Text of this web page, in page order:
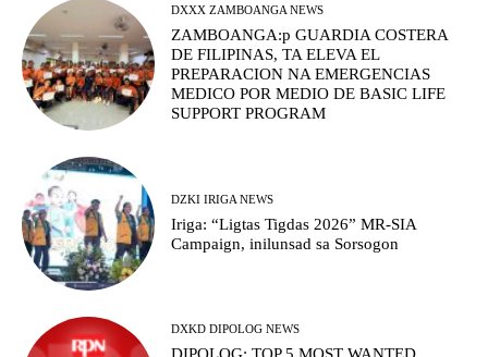
DXXX ZAMBOANGA NEWS
ZAMBOANGA:p GUARDIA COSTERA
DE FILIPINAS, TA ELEVA EL
PREPARACION NA EMERGENCIAS
MEDICO POR MEDIO DE BASIC LIFE
SUPPORT PROGRAM
DZKI IRIGA NEWS
Iriga: “Ligtas Tigdas 2026” MR-SIA
Campaign, inilunsad sa Sorsogon
DXKD DIPOLOG NEWS